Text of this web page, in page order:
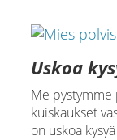
Uskoa
Me
kuiskaukset
on uskoa